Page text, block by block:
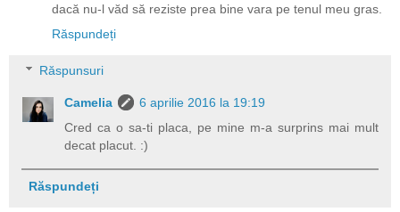
dacă nu-l văd să reziste prea bine vara pe tenul meu gras.
Răspundeți
Răspunsuri
Camelia
6 aprilie 2016 la 19:19
Cred ca o sa-ti placa, pe mine m-a surprins mai mult
decat placut. :)
Răspundeți